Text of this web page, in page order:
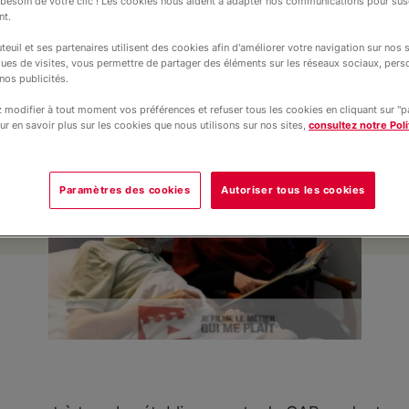
aux personnes et animation
Paysagers) ont réalisé un
et ses partenaires utilisent des cookies afin d'améliorer votre navigation sur nos
de visites, vous permettre de partager des éléments sur les réseaux sociaux,
publicités.
modifier à tout moment vos préférences et refuser tous les cookies en cliquant sur
en savoir plus sur les cookies que nous utilisons sur nos sites, consultez notre
Paramètres des cookies Autoriser tous les cookies